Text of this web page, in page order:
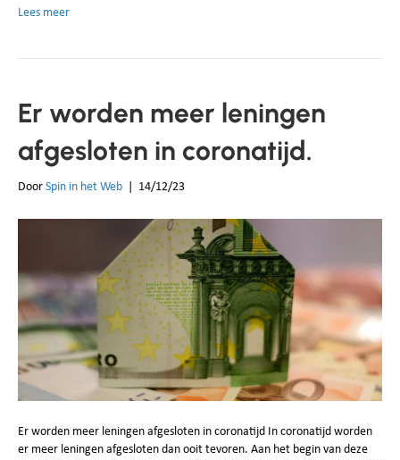
Lees meer
Er worden meer leningen
afgesloten in coronatijd.
Door Spin in het Web 14/12/23
Er worden meer leningen afgesloten in coronatijd In coronatijd worden
er meer leningen afgesloten dan ooit tevoren. Aan het begin van deze